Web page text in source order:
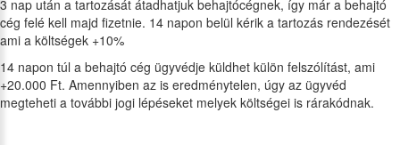
3 nap után a tartozását átadhatjuk behajtócégnek, így már a behajtó
cég felé kell majd fizetnie. 14 napon belül kérik a tartozás rendezését
ami a költségek +10%
14 napon túl a behajtó cég ügyvédje küldhet külön felszólítást, ami
+20.000 Ft. Amennyiben az is eredménytelen, úgy az ügyvéd
megteheti a további jogi lépéseket melyek költségei is rárakódnak.